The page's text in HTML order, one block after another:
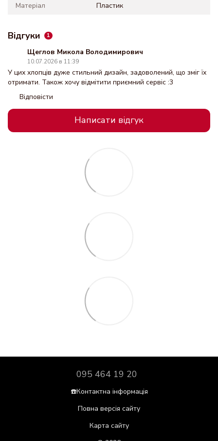
Матеріал
Пластик
Відгуки 1
Щеглов Микола Володимирович
10.07.2026 в 11:39
У цих хлопців дуже стильний дизайн, задоволений, що зміг їх
отримати. Також хочу відмітити приємний сервіс :3
Відповісти
Написати відгук
095 464 19 20
☎️Контактна інформація
Повна версія сайту
Карта сайту